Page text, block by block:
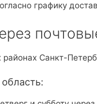
графику
Санкт-